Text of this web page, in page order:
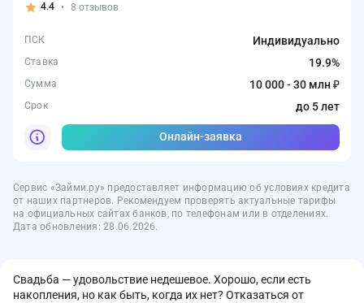
4.4 • 8 отзывов
ПСК Индивидуально
Ставка 19.9%
Сумма 10 000 - 30 млн ₽
Срок до 5 лет
Онлайн-заявка
Сервис «Займи.ру» предоставляет информацию об условиях кредита
от наших партнеров. Рекомендуем проверять актуальные тарифы
на официальных сайтах банков, по телефонам или в отделениях.
Дата обновления: 28.06.2026.
Свадьба — удовольствие недешевое. Хорошо, если есть
накопления, но как быть, когда их нет? Отказаться от